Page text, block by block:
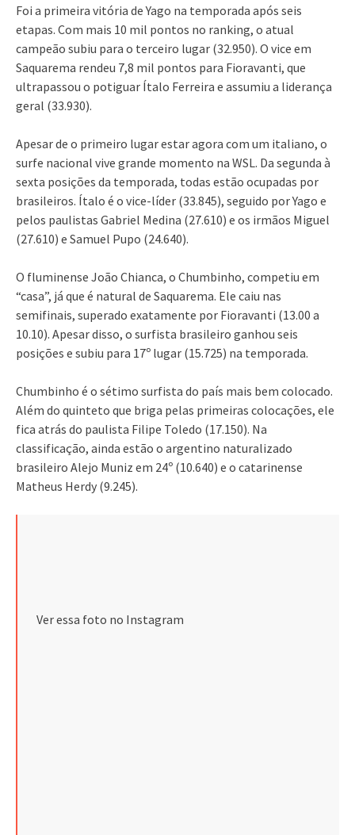
Foi a primeira vitória de Yago na temporada após seis
etapas. Com mais 10 mil pontos no ranking, o atual
campeão subiu para o terceiro lugar (32.950). O vice em
Saquarema rendeu 7,8 mil pontos para Fioravanti, que
ultrapassou o potiguar Ítalo Ferreira e assumiu a liderança
geral (33.930).
Apesar de o primeiro lugar estar agora com um italiano, o
surfe nacional vive grande momento na WSL. Da segunda à
sexta posições da temporada, todas estão ocupadas por
brasileiros. Ítalo é o vice-líder (33.845), seguido por Yago e
pelos paulistas Gabriel Medina (27.610) e os irmãos Miguel
(27.610) e Samuel Pupo (24.640).
O fluminense João Chianca, o Chumbinho, competiu em
“casa”, já que é natural de Saquarema. Ele caiu nas
semifinais, superado exatamente por Fioravanti (13.00 a
10.10). Apesar disso, o surfista brasileiro ganhou seis
posições e subiu para 17º lugar (15.725) na temporada.
Chumbinho é o sétimo surfista do país mais bem colocado.
Além do quinteto que briga pelas primeiras colocações, ele
fica atrás do paulista Filipe Toledo (17.150). Na
classificação, ainda estão o argentino naturalizado
brasileiro Alejo Muniz em 24º (10.640) e o catarinense
Matheus Herdy (9.245).
Ver essa foto no Instagram